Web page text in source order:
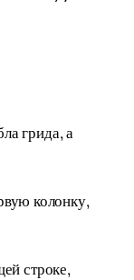
грида, а
колонку,
строке,